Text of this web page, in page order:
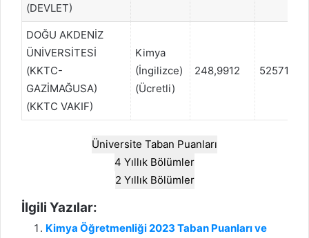
(DEVLET)
DOĞU AKDENİZ
ÜNİVERSİTESİ
(KKTC-
GAZİMAĞUSA)
(KKTC VAKIF)
Kimya
(İngilizce)
(Ücretli)
248,9912 525715
Üniversite Taban Puanları
4 Yıllık Bölümler
2 Yıllık Bölümler
İlgili Yazılar:
Kimya Öğretmenliği 2023 Taban Puanları ve